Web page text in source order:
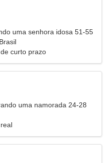
uma senhora idosa 51-55
curto prazo
uma namorada 24-28